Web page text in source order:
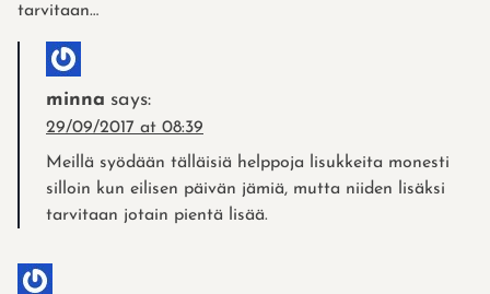
tarvitaan…
minna says:
29/09/2017 at 08:39
Meillä syödään tälläisiä helppoja lisukkeita monesti
silloin kun eilisen päivän jämiä, mutta niiden lisäksi
tarvitaan jotain pientä lisää.